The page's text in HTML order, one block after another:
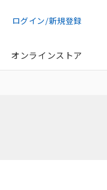
ログイン/新規登録
オンラインストア